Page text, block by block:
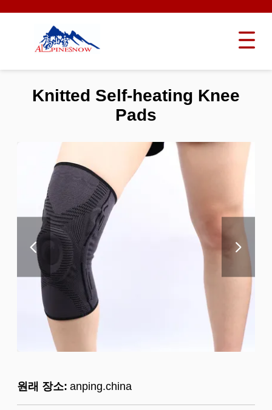
원래 장소: anping.china
Knitted Self-heating Knee
Pads